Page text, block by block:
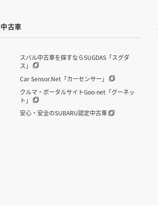
中古車
スバル中古車を探すならSUGDAS「スグダ
ス」
Car Sensor.Net「カーセンサー」
クルマ・ポータルサイトGoo-net「グーネッ
ト」
安心・安全のSUBARU認定中古車